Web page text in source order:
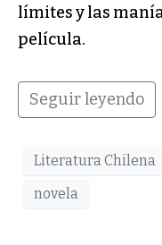
límites y las
película.
Seguir leyendo
Literatura Chilena
novela